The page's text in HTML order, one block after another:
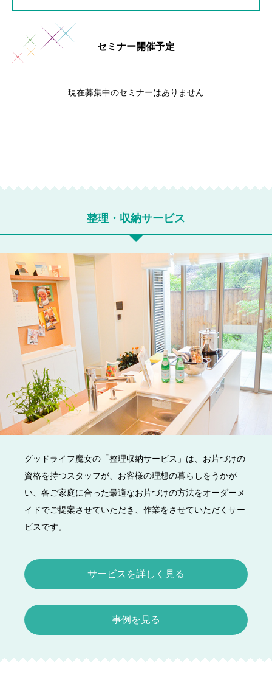
セミナー開催予定
現在募集中のセミナーはありません
整理・収納サービス
グッドライフ魔女の「整理収納サービス」は、お片づけの
資格を持つスタッフが、お客様の理想の暮らしをうかが
い、各ご家庭に合った最適なお片づけの方法をオーダーメ
イドでご提案させていただき、作業をさせていただくサー
ビスです。
サービスを詳しく見る
事例を見る